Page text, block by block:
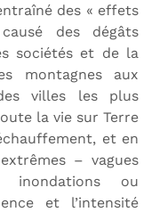
des « effets
des dégâts
sociétés et de la
montagnes aux
villes les plus
la vie sur Terre
et en
– vagues
inondations ou
et l’intensité